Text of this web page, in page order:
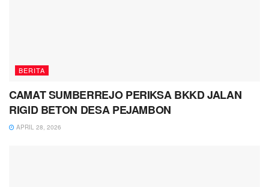
BERITA
CAMAT SUMBERREJO PERIKSA BKKD JALAN
RIGID BETON DESA PEJAMBON
APRIL 28, 2026